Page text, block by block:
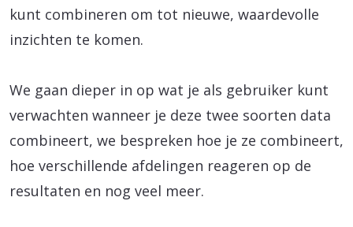
kunt combineren om tot nieuwe, waardevolle
inzichten te komen.
We gaan dieper in op wat je als gebruiker kunt
verwachten wanneer je deze twee soorten data
combineert, we bespreken hoe je ze combineert,
hoe verschillende afdelingen reageren op de
resultaten en nog veel meer.